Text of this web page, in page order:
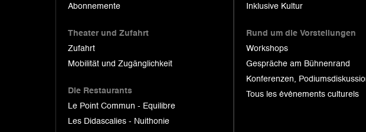
Abonnemente
Theater und Zufahrt
Zufahrt
Mobilität und Zugänglichkeit
Die Restaurants
Le Point Commun - Equilibre
Les Didascalies - Nuithonie
Inklusive Kultur
Rund um die Vorstellungen
Workshops
Gespräche am Bühnenrand
Konferenzen,
Tous les événements culturels